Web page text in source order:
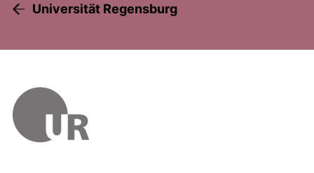
Universität Regensburg